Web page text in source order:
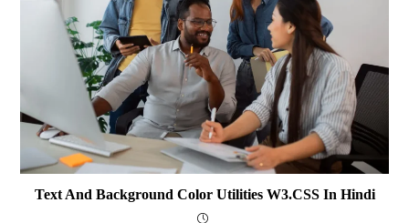
Text And Background Color Utilities W3.CSS In Hindi